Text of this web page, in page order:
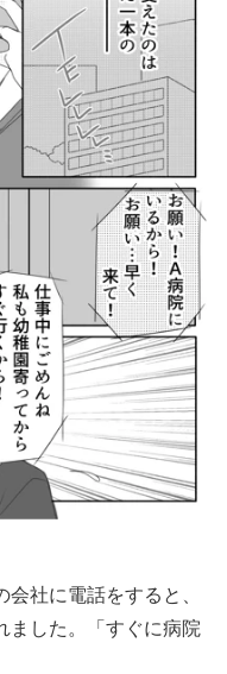
社に電話をすると、
ました。「すぐに病院